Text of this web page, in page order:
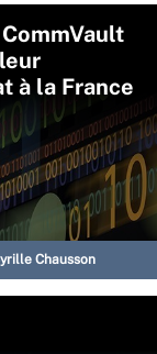
à la France
Chausson